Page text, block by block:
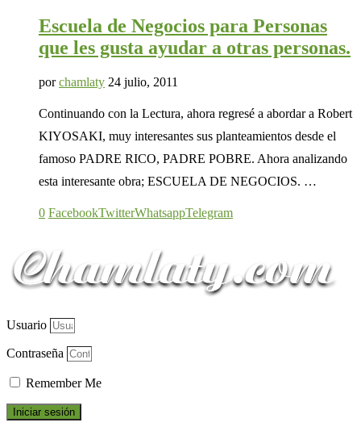
Escuela de Negocios para Personas
que les gusta ayudar a otras personas.
porchamlaty 24 julio, 2011
Continuando con la Lectura, ahora regresé a abordar a Robert
KIYOSAKI, muy interesantes sus planteamientos desde el
famoso PADRE RICO, PADRE POBRE. Ahora analizando
esta interesante obra; ESCUELA DE NEGOCIOS. …
0 FacebookTwitterWhatsappTelegram
Usuario
Contraseña
Remember Me
Iniciar sesión